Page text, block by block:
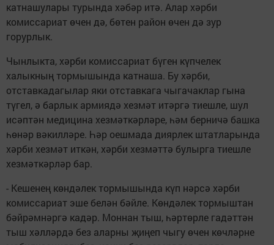
катнашулары турында хәбәр итә. Алар хәрби
комиссариат өчен дә, бөтен район өчен дә зур
горурлык.
Чынлыкта, хәрби комиссариат бүген күпчелек
халыкның тормышында катнаша. Бу хәрби,
отставкадагылар яки отставкага чыгачаклар гына
түгел, ә барлык армиядә хезмәт итәргә тиешле, шул
исәптән медицина хезмәткәрләре, һәм берничә башка
һөнәр вәкилләре. Һәр оешмада диярлек штатларында
хәрби хезмәт иткән, хәрби хезмәттә булырга тиешле
хезмәткәрләр бар.
- Кешенең көндәлек тормышында күп нәрсә хәрби
комиссариат эше белән бәйле. Көндәлек тормыштан
бәйрәмнәргә кадәр. Моннан тыш, һәртөрле гадәттән
тыш хәлләрдә без аларны җиңеп чыгу өчен көчләрне